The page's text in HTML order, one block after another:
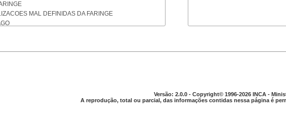
MAL DEFINIDAS DA FARINGE
Versão: 2.0.0 - Copyright© 1996-2026 INCA -
A reprodução, total ou parcial, das informações contidas nessa página é